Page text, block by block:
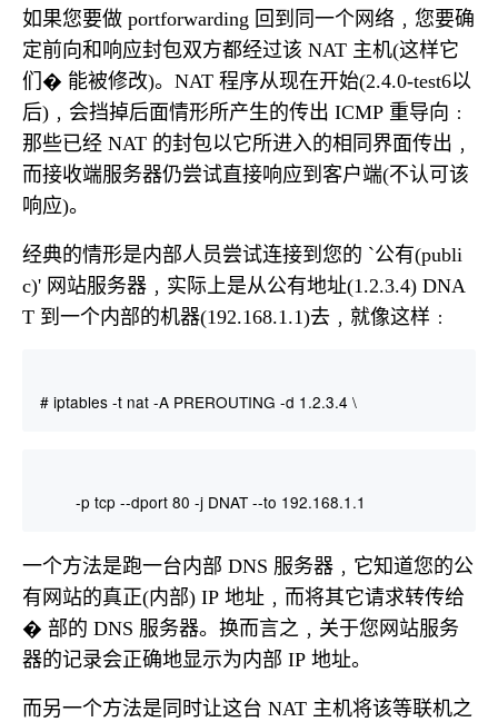
如果您要做 portforwarding 回到同一个网络﹐您要确
定前向和响应封包双方都经过该 NAT 主机(这样它
们� 能被修改)。 NAT 程序从现在开始(2.4.0-test6以
后) ﹐会挡掉后面情形所产生的传出 ICMP 重导向﹕
那些已经 NAT 的封包以它所进入的相同界面传出﹐
而接收端服务器仍尝试直接响应到客户端(不认可该
响应)。
经典的情形是内部人员尝试连接到您的 `公有(publi
c)' 网站服务器﹐实际上是从公有地址(1.2.3.4) DNA
T 到一个内部的机器(192.168.1.1)去﹐就像这样﹕
# iptables -t nat -A PREROUTING -d 1.2.3.4 \
-p tcp --dport 80 -j DNAT --to 192.168.1.1
一个方法是跑一台内部 DNS 服务器﹐它知道您的公
有网站的真正(内部) IP 地址﹐而将其它请求转传给
� 部的 DNS 服务器。换而言之﹐关于您网站服务
器的记录会正确地显示为内部 IP 地址。
而另一个方法是同时让这台 NAT 主机将该等联机之